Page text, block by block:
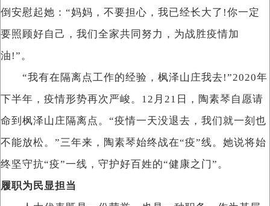
倒安慰起她：“妈妈，不要担心，我已经长大了!你一定
要照顾好自己，我们全家共同努力，为战胜疫情加
油!”。
“我有在隔离点工作的经验，枫泽山庄我去!”2020年
下半年，疫情形势再次严峻。12月21日，陶素琴自愿请
命到枫泽山庄隔离点。“疫情一天没退去，我们就一刻也
不能放松。”三年来，陶素琴始终战在“疫”线。她说将始
终坚守抗“疫”一线，守护好百姓的“健康之门”。
履职为民显担当